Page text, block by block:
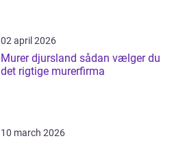
02 april 2026
Murer djursland sådan vælger du
det rigtige murerfirma
10 march 2026